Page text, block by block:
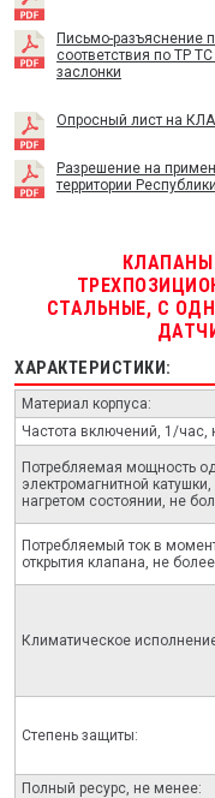
Письмо-разъяснение
соответствия по ТР
заслонки
Опросный лист на
Разрешение на
территории
СТАЛЬНЫЕ, С
ХАРАКТЕРИСТИКИ:
Материал корпуса:
Частота включений, 1/час,
Потребляемая мощность
электромагнитной катушки,
нагретом состоянии, не
Потребляемый ток в
открытия клапана, не
Климатическое
Степень защиты:
Полный ресурс, не менее: